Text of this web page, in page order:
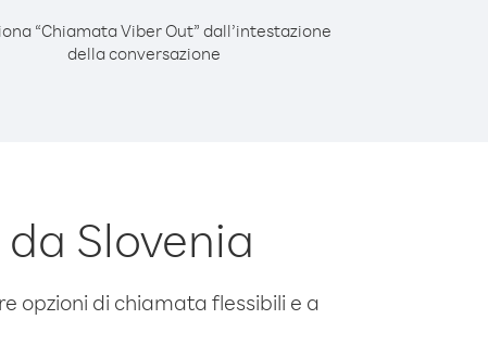
“Chiamata Viber Out” dall’intestazione
della conversazione
Slovenia
opzioni di chiamata flessibili e a